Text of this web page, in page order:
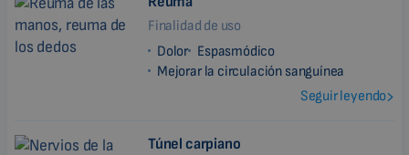
Finalidad de uso
Dolor Espasmódico
Mejorar la circulación sanguínea
Seguir leyendo
Túnel carpiano